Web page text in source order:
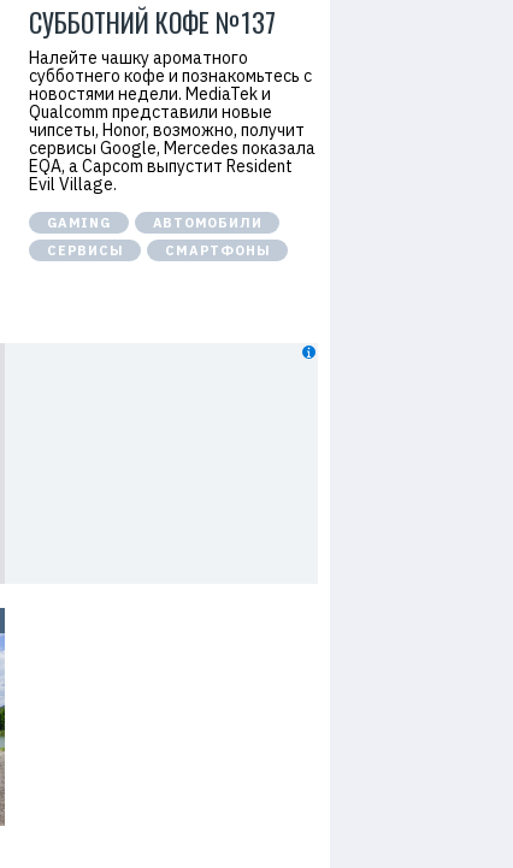
СУББОТНИЙ КОФЕ №137
Налейте чашку ароматного
субботнего кофе и познакомьтесь с
новостями недели. MediaTek и
Qualcomm представили новые
чипсеты, Honor, возможно, получит
сервисы Google, Mercedes показала
EQA, а Capcom выпустит Resident
Evil Village.
GAMING
АВТОМОБИЛИ
СЕРВИСЫ
СМАРТФОНЫ